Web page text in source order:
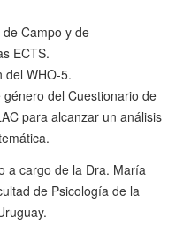
Campo y de
ECTS.
del WHO-5.
del Cuestionario de
para alcanzar un análisis
a cargo de la Dra. María
de Psicología de la